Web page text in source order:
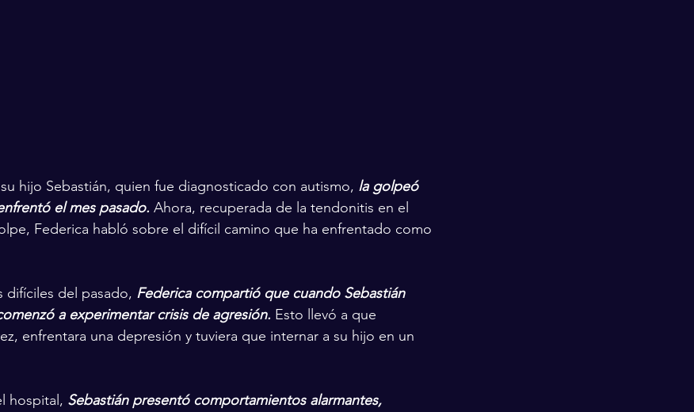
hijo Sebastián, quien fue diagnosticado con autismo, la golpeó
el mes pasado. Ahora, recuperada de la tendonitis en el
Federica habló sobre el difícil camino que ha enfrentado como
difíciles del pasado, Federica compartió que cuando Sebastián
a experimentar crisis de agresión. Esto llevó a que
enfrentara una depresión y tuviera que internar a su hijo en un
hospital, Sebastián presentó comportamientos alarmantes,